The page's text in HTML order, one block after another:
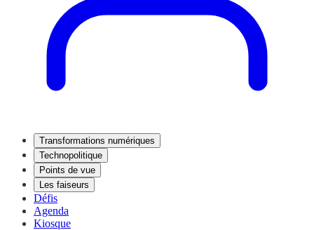
Transformations numériques
Technopolitique
Points de vue
Les faiseurs
Défis
Agenda
Kiosque